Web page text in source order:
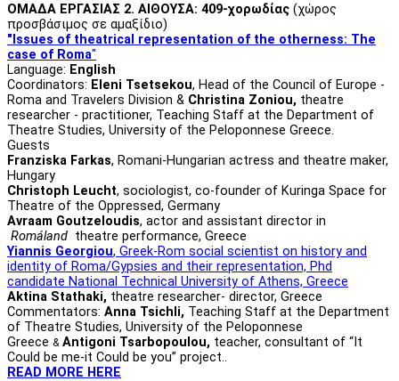
ΟΜΑΔΑ ΕΡΓΑΣΙΑΣ 2. ΑΙΘΟΥΣΑ: 409-χορωδίας (χώρος
προσβάσιμος σε αμαξίδιο)
"Issues of theatrical representation of the otherness: Τhe
case of Roma"
Language: English
Coordinators: Eleni Tsetsekou, Head of the Council of Europe -
Roma and Travelers Division & Christina Zoniou, theatre
researcher - practitioner, Teaching Staff at the Department of
Theatre Studies, University of the Peloponnese Greece.
Guests
Franziska Farkas, Romani-Hungarian actress and theatre maker,
Hungary
Christoph Leucht, sociologist, co-founder of Kuringa Space for
Theatre of the Oppressed, Germany
Avraam Goutzeloudis, actor and assistant director in
Romáland theatre performance, Greece
Yiannis Georgiou, Greek-Rom social scientist on history and
identity of Roma/Gypsies and their representation, Phd
candidate National Technical University of Athens, Greece
Aktina Stathaki, theatre researcher- director, Greece
Commentators: Anna Tsichli, Teaching Staff at the Department
of Theatre Studies, University of the Peloponnese
Greece & Antigoni Tsarbopoulou, teacher, consultant of “It
Could be me-it Could be you” project..
READ MORE HERE